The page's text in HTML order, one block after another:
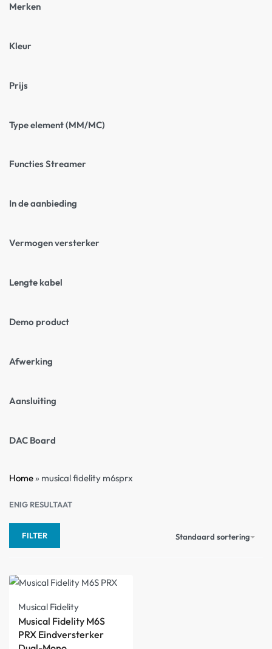
Merken
Kleur
Prijs
Type element (MM/MC)
Functies Streamer
In de aanbieding
Vermogen versterker
Lengte kabel
Demo product
Afwerking
Aansluiting
DAC Board
Home» musical fidelity m6sprx
ENIG RESULTAAT
Standaard sortering
FILTER
Musical Fidelity
Musical Fidelity M6S
PRX Eindversterker